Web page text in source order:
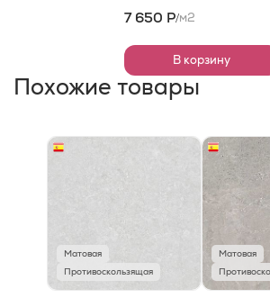
7 650 Р/м2
В корзину
Похожие товары
Матовая
Противоскользящая
Матовая